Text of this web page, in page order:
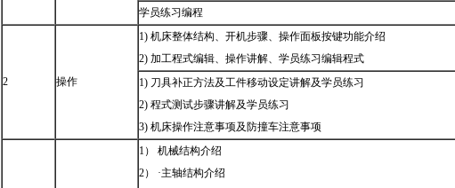
学员练习编程
2 操作
1) 机床整体结构、开机步骤、操作面板按键功能介绍
2) 加工程式编辑、操作讲解、学员练习编辑程式
1) 刀具补正方法及工件移动设定讲解及学员练习
2) 程式测试步骤讲解及学员练习
3) 机床操作注意事项及防撞车注意事项
1） 机械结构介绍
2） ·主轴结构介绍